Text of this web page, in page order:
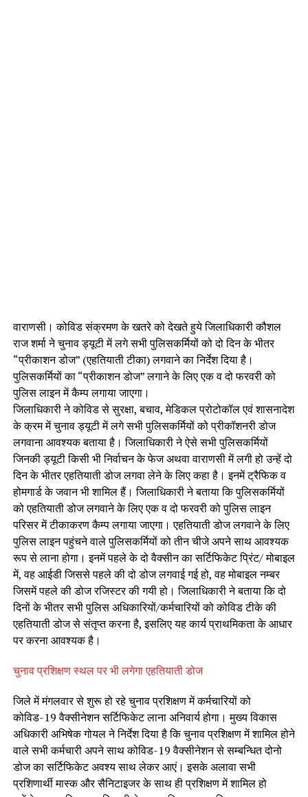
वाराणसी। कोविड संक्रमण के खतरे को देखते हुये जिलाधिकारी कौशल
राज शर्मा ने चुनाव ड्यूटी में लगे सभी पुलिसकर्मियों को दो दिन के भीतर
“प्रीकाशन डोज” (एहतियाती टीका) लगवाने का निर्देश दिया है।
पुलिसकर्मियों का “प्रीकाशन डोज” लगाने के लिए एक व दो फरवरी को
पुलिस लाइन में कैम्प लगाया जाएगा।
जिलाधिकारी ने कोविड से सुरक्षा, बचाव, मेडिकल प्रोटोकॉल एवं शासनादेश
के क्रम में चुनाव ड्यूटी में लगे सभी पुलिसकर्मियों को प्रीकॉशनरी डोज
लगवाना आवश्यक बताया है। जिलाधिकारी ने ऐसे सभी पुलिसकर्मियों
जिनकी ड्यूटी किसी भी निर्वाचन के फेज अथवा वाराणसी में लगी हो उन्हें दो
दिन के भीतर एहतियाती डोज लगवा लेने के लिए कहा है। इनमें ट्रैफिक व
होमगार्ड के जवान भी शामिल हैं। जिलाधिकारी ने बताया कि पुलिसकर्मियों
को एहतियाती डोज लगवाने के लिए एक व दो फरवरी को पुलिस लाइन
परिसर में टीकाकरण कैम्प लगाया जाएगा। एहतियाती डोज लगवाने के लिए
पुलिस लाइन पहुंचने वाले पुलिसकर्मियों को तीन चीजे अपने साथ आवश्यक
रूप से लाना होगा। इनमें पहले के दो वैक्सीन का सर्टिफिकेट प्रिंट/ मोबाइल
में, वह आईडी जिससे पहले की दो डोज लगवाई गई हो, वह मोबाइल नम्बर
जिसमें पहले की डोज रजिस्टर की गयी हो। जिलाधिकारी ने बताया कि दो
दिनों के भीतर सभी पुलिस अधिकारियों/कर्मचारियों को कोविड टीके की
एहतियाती डोज से संतृप्त करना है, इसलिए यह कार्य प्राथमिकता के आधार
पर करना आवश्यक है।
चुनाव प्रशिक्षण स्थल पर भी लगेगा एहतियाती डोज
जिले में मंगलवार से शुरू हो रहे चुनाव प्रशिक्षण में कर्मचारियों को
कोविड-19 वैक्सीनेशन सर्टिफिकेट लाना अनिवार्य होगा। मुख्य विकास
अधिकारी अभिषेक गोयल ने निर्देश दिया है कि चुनाव प्रशिक्षण में शामिल होने
वाले सभी कर्मचारी अपने साथ कोविड-19 वैक्सीनेशन से सम्बन्धित दोनो
डोज का सर्टिफिकेट अवश्य साथ लेकर आएं। इसके अलावा सभी
प्रशिणार्थी मास्क और सैनिटाइजर के साथ ही प्रशिक्षण में शामिल हो